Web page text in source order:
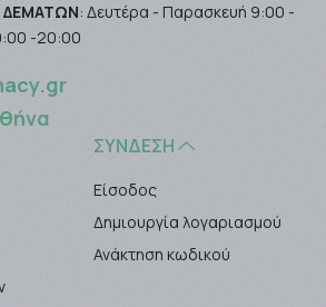
ΔΕΜΑΤΩΝ: Δευτέρα - Παρασκευή 9:00 -
-20:00
ΣΎΝΔΕΣΗ
Είσοδος
Δημιουργία λογαριασμού
Ανάκτηση κωδικού